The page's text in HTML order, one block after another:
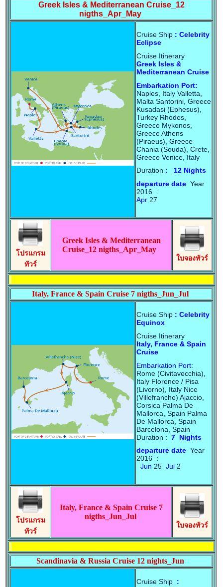
Greek Isles & Mediterranean Cruise_12
nigths_Apr_May
Cruise Ship : Celebrity
Eclipse
Cruise Itinerary
Greek Isles &
Mediterranean Cruise
Embarkation Port:
Naples, Italy Valletta,
Malta Santorini, Greece
Kusadasi (Ephesus),
Turkey Rhodes,
Greece Mykonos,
Greece Athens
(Piraeus), Greece
Chania (Souda), Crete,
Greece Venice, Italy
Duration : 12 Nights
departure date Year
2016 :
Apr 27
โปรแกรม
ทัวร์
Greek Isles & Mediterranean
Cruise_12 nigths_Apr_May
ใบจองทัวร์
Italy, France & Spain Cruise 7 nigths_Jun_Jul
Cruise Ship : Celebrity
Equinox
Cruise Itinerary
Italy, France & Spain
Cruise
Embarkation Port:
Rome (Civitavecchia),
Italy Florence / Pisa
(Livorno), Italy Nice
(Villefranche) Ajaccio,
Corsica Palma De
Mallorca, Spain Palma
De Mallorca, Spain
Barcelona, Spain
Duration : 7 Nights
departure date Year
2016 :
Jun 25Jul 2
โปรแกรม
ทัวร์
Italy, France & Spain Cruise 7
nigths_Jun_Jul
ใบจองทัวร์
Scandinavia & Russia Cruise 12 nights_Jun
Cruise Ship :